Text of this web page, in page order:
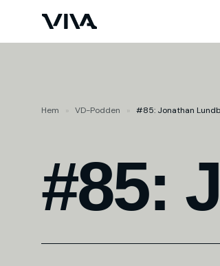
Hem » VD-Podden » #85: Jonathan
#85: